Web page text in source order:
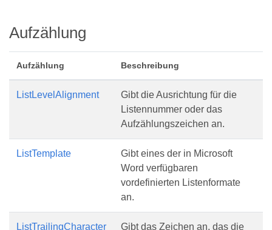
Aufzählung
Aufzählung Beschreibung
ListLevelAlignment
Gibt die Ausrichtung für die
Listennummer oder das
Aufzählungszeichen an.
ListTemplate
Gibt eines der in Microsoft
Word verfügbaren
vordefinierten Listenformate
an.
ListTrailingCharacter
Gibt das Zeichen an, das die